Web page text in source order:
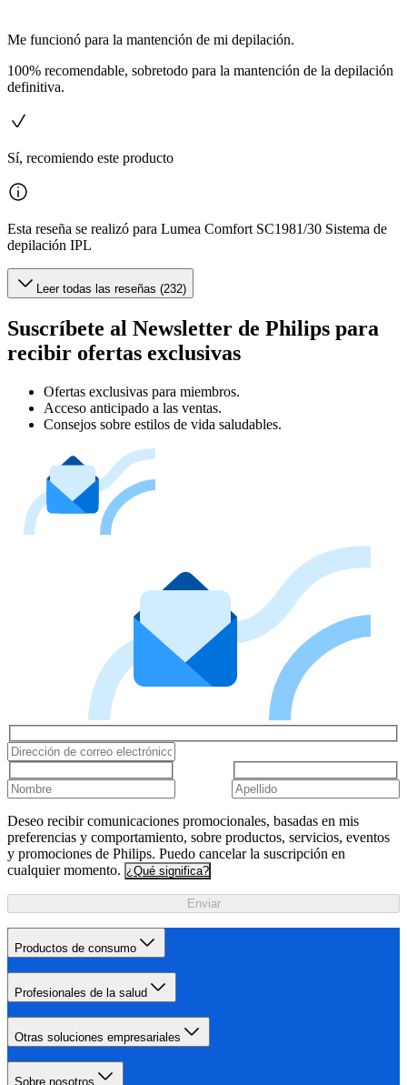
Me funcionó para la mantención de mi depilación.
100% recomendable, sobretodo para la mantención de la depilación
definitiva.
Sí, recomiendo este producto
Esta reseña se realizó para Lumea Comfort SC1981/30 Sistema de
depilación IPL
Leer todas las reseñas (232)
Suscríbete al Newsletter de Philips para
recibir ofertas exclusivas
Ofertas exclusivas para miembros.
Acceso anticipado a las ventas.
Consejos sobre estilos de vida saludables.
Deseo recibir comunicaciones promocionales, basadas en mis
preferencias y comportamiento, sobre productos, servicios, eventos
y promociones de Philips. Puedo cancelar la suscripción en
cualquier momento. ¿Qué significa?
Enviar
Productos de consumo
Profesionales de la salud
Otras soluciones empresariales
Sobre nosotros